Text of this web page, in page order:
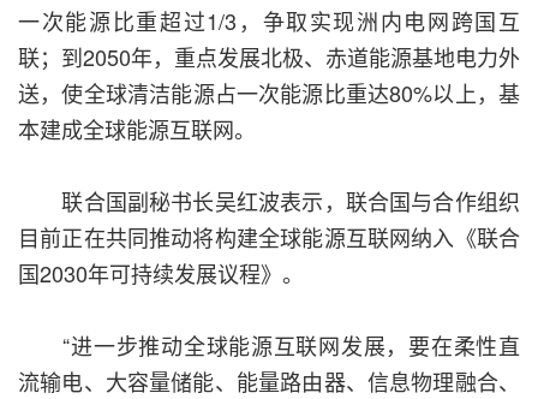
一次能源比重超过1/3，争取实现洲内电网跨国互
联；到2050年，重点发展北极、赤道能源基地电力外
送，使全球清洁能源占一次能源比重达80%以上，基
本建成全球能源互联网。
联合国副秘书长吴红波表示，联合国与合作组织
目前正在共同推动将构建全球能源互联网纳入《联合
国2030年可持续发展议程》。
“进一步推动全球能源互联网发展，要在柔性直
流输电、大容量储能、能量路由器、信息物理融合、